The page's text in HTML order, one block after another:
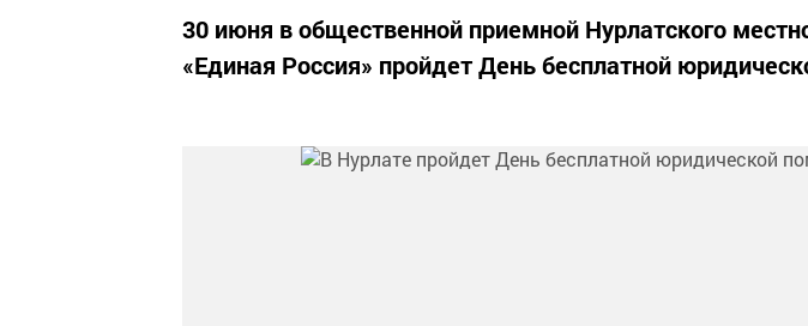
30 июня в общественной приемной Нурлатского
«Единая Россия» пройдет День бесплатной